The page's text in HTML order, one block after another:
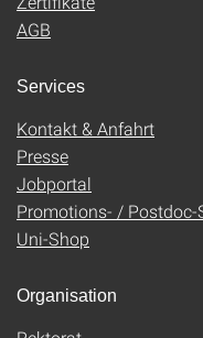
AGB
Services
Kontakt & Anfahrt
Presse
Jobportal
Promotions- / Postdoc-
Uni-Shop
Organisation